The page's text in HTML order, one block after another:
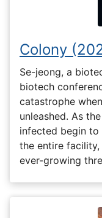
Colony
Se-jeong, a
biotech
catastrophe
unleashed. As
infected begin
the entire
ever-growing